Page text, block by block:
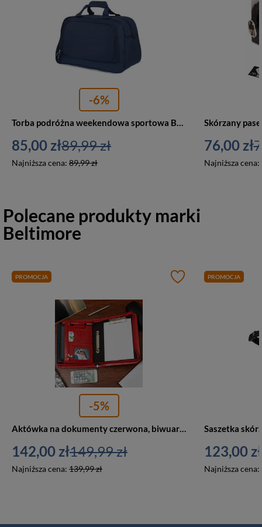
-6%
Torba podróżna weekendowa sportowa Bellugio FFB-9049 materiałowa granatowa
85,00 zł
Najniższa cena: 89,99 zł
89,99 zł 76,00 zł
Najniższa cena:
Polecane produkty marki
Beltimore
PROMOCJA
-5%
Aktówka na dokumenty czerwona, biwuar I62
142,00 zł
Najniższa cena: 139,99 zł
149,99 zł
PROMOCJA
123,00 zł
Najniższa cena: